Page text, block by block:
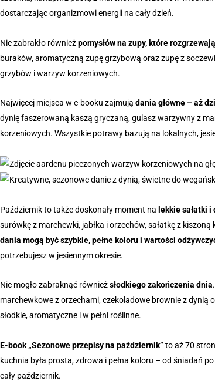
dostarczając organizmowi energii na cały dzień.
Nie zabrakło równieżpomysłów na zupy, które
buraków, aromatyczną zupę grzybową oraz zupę z
grzybów i warzyw korzeniowych.
Najwięcej miejsca w e-booku zajmują dania główne – aż
dynię faszerowaną kaszą gryczaną, gulasz warzywny z
korzeniowych. Wszystkie potrawy bazują na lokalnych,
Październik to także doskonały moment na lekkie sałatki i
surówkę z marchewki, jabłka i orzechów, sałatkę z
dania mogą być szybkie, pełne koloru i wartości
potrzebujesz w jesiennym okresie.
Nie mogło zabraknąć równieżsłodkiego zakończenia dnia
marchewkowe z orzechami, czekoladowe brownie z dynią
słodkie, aromatyczne i w pełni roślinne.
E-book „Sezonowe przepisy na październik” to aż 70
kuchnia była prosta, zdrowa i pełna koloru – od śniadań
cały październik.